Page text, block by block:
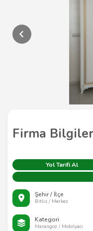
Firma
Yol Tarifi Al
Şehir / İlçe
Bitlis / Merkez
Kategori
Marangoz / Mobilyacı